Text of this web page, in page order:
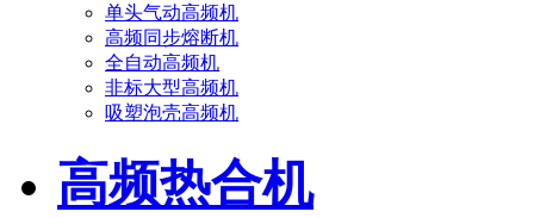
单头气动高频机
高频同步熔断机
全自动高频机
非标大型高频机
吸塑泡壳高频机
高频热合机